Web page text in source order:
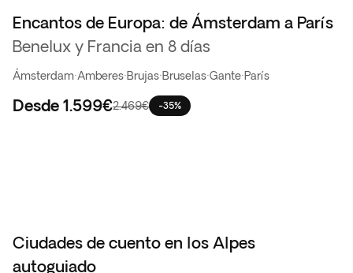
Encantos de Europa: de Ámsterdam a París
Benelux y Francia en 8 días
Ámsterdam·Amberes·Brujas·Bruselas·Gante·París
Desde 1.599€2.469€ -35%
Ciudades de cuento en los Alpes
autoguiado